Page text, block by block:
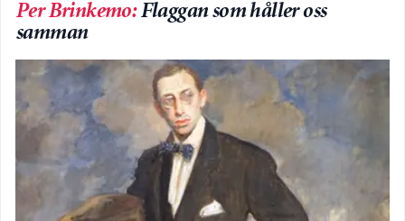
Per Brinkemo:Flaggan som håller oss
samman